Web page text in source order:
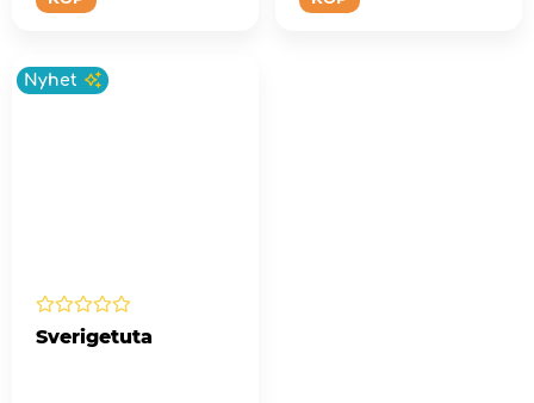
Nyhet
Sverigetuta